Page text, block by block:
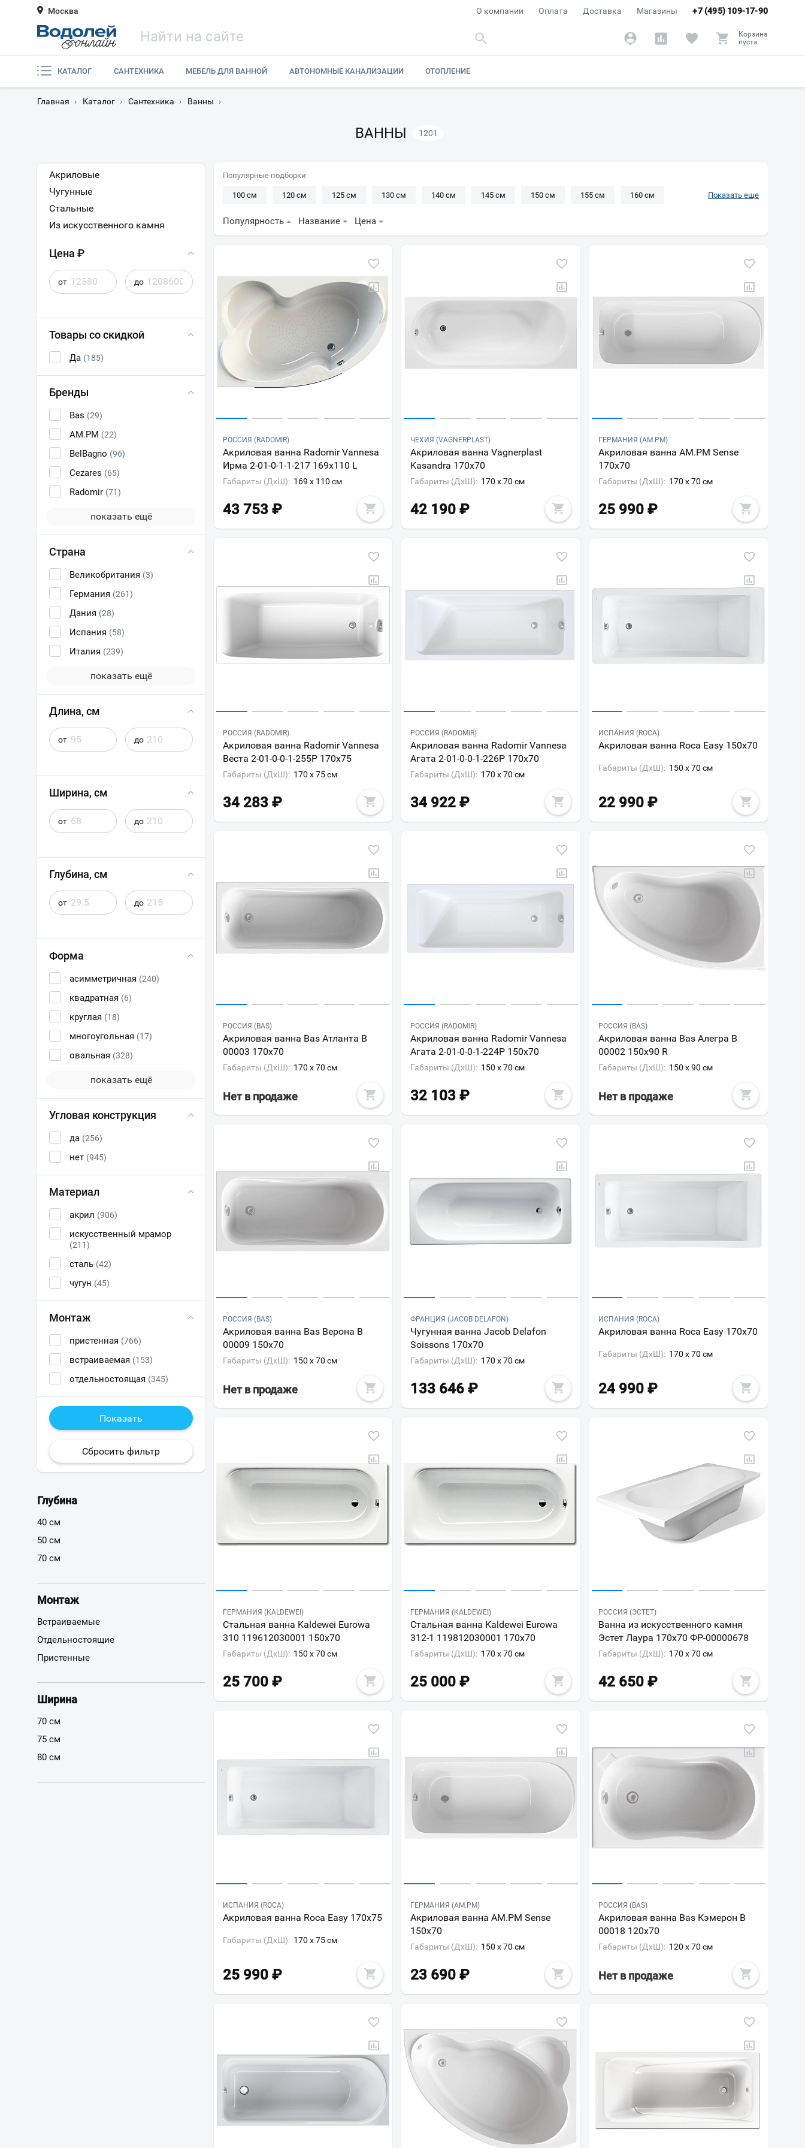
Москва +7 (495) 109-17-90
О компании Оплата Доставка Магазины
Корзина
пуста
КАТАЛОГ САНТЕХНИКА МЕБЕЛЬ ДЛЯ ВАННОЙ АВТОНОМНЫЕ КАНАЛИЗАЦИИ ОТОПЛЕНИЕ
Главная › Каталог › Сантехника › Ванны ›
ВАННЫ 1201
Акриловые
Чугунные
Стальные
Из искусственного камня
Цена ₽
от до
Товары со скидкой
Да (185)
Бренды
Bas (29)
AM.PM (22)
BelBagno (96)
Cezares (65)
Radomir (71)
показать ещё
Страна
Великобритания (3)
Германия (261)
Дания (28)
Испания (58)
Италия (239)
показать ещё
Длина, см
от до
Ширина, см
от до
Глубина, см
от до
Форма
асимметричная (240)
квадратная (6)
круглая (18)
многоугольная (17)
овальная (328)
показать ещё
Угловая конструкция
да (256)
нет (945)
Материал
акрил (906)
искусственный мрамор
(211)
сталь (42)
чугун (45)
Монтаж
пристенная (766)
встраиваемая (153)
отдельностоящая (345)
Глубина
40 см
50 см
70 см
Монтаж
Встраиваемые
Отдельностоящие
Пристенные
Ширина
70 см
75 см
80 см
Популярные подборки
100 см 120 см 125 см 130 см 140 см 145 см 150 см 155 см 160 см
165 см 170 см 175 см 180 см
Широкие
Показать еще
Популярность Название Цена
РОССИЯ (RADOMIR)
Акриловая ванна Radomir Vannesa
Ирма 2-01-0-1-1-217 169x110 L
Габариты (ДxШ): 169 x 110 см
43 753 ₽
ЧЕХИЯ (VAGNERPLAST)
Акриловая ванна Vagnerplast
Kasandra 170х70
Габариты (ДxШ): 170 x 70 см
42 190 ₽
ГЕРМАНИЯ (AM.PM)
Акриловая ванна AM.PM Sense
170х70
Габариты (ДxШ): 170 x 70 см
25 990 ₽
РОССИЯ (RADOMIR)
Акриловая ванна Radomir Vannesa
Веста 2-01-0-0-1-255Р 170x75
Габариты (ДxШ): 170 x 75 см
34 283 ₽
РОССИЯ (RADOMIR)
Акриловая ванна Radomir Vannesa
Агата 2-01-0-0-1-226Р 170x70
Габариты (ДxШ): 170 x 70 см
34 922 ₽
ИСПАНИЯ (ROCA)
Акриловая ванна Roca Easy 150x70
Габариты (ДxШ): 150 x 70 см
22 990 ₽
РОССИЯ (BAS)
Акриловая ванна Bas Атланта В
00003 170х70
Габариты (ДxШ): 170 x 70 см
Нет в продаже
РОССИЯ (RADOMIR)
Акриловая ванна Radomir Vannesa
Агата 2-01-0-0-1-224Р 150x70
Габариты (ДxШ): 150 x 70 см
32 103 ₽
РОССИЯ (BAS)
Акриловая ванна Bas Алегра В
00002 150х90 R
Габариты (ДxШ): 150 x 90 см
Нет в продаже
РОССИЯ (BAS)
Акриловая ванна Bas Верона В
00009 150х70
Габариты (ДxШ): 150 x 70 см
Нет в продаже
ФРАНЦИЯ (JACOB DELAFON)
Чугунная ванна Jacob Delafon
Soissons 170х70
Габариты (ДxШ): 170 x 70 см
133 646 ₽
ИСПАНИЯ (ROCA)
Акриловая ванна Roca Easy 170x70
Габариты (ДxШ): 170 x 70 см
24 990 ₽
ГЕРМАНИЯ (KALDEWEI)
Стальная ванна Kaldewei Eurowa
310 119612030001 150х70
Габариты (ДxШ): 150 x 70 см
25 700 ₽
ГЕРМАНИЯ (KALDEWEI)
Стальная ванна Kaldewei Eurowa
312-1 119812030001 170х70
Габариты (ДxШ): 170 x 70 см
25 000 ₽
РОССИЯ (ЭСТЕТ)
Ванна из искусственного камня
Эстет Лаура 170x70 ФР-00000678
Габариты (ДxШ): 170 x 70 см
42 650 ₽
ИСПАНИЯ (ROCA)
Акриловая ванна Roca Easy 170x75
Габариты (ДxШ): 170 x 75 см
25 990 ₽
ГЕРМАНИЯ (AM.PM)
Акриловая ванна AM.PM Sense
150х70
Габариты (ДxШ): 150 x 70 см
23 690 ₽
РОССИЯ (BAS)
Акриловая ванна Bas Кэмерон В
00018 120х70
Габариты (ДxШ): 120 x 70 см
Нет в продаже
Ваш город?
Сменить город